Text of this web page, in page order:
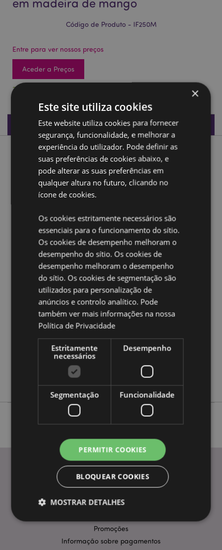
Código de Produto - IF250M
Entre para ver nossos preços
Aceder a Preços
3352 em stock
Especificações do Produto
Descrição do Produto
Caixa Buda tailandesa esculpida em madeira de mango
Material:Madeira de Mango
Ampliar informação:
Quer saber mais acerca de comprar na Puckator?
a nossaGuia de informação para o cliente.
Caracteristicas do Produto
Informação
Altura 6cm Largura 12.5cm Profundidade
5055071793745
40
0.374000
Não
INFORMAÇÃO
Perguntas Frequentes
Promoções
Informação sobre pagamentos
×
Este site utiliza cookies
Este website utiliza cookies para fornecer
segurança, funcionalidade, e melhorar a
experiência do utilizador. Pode definir as
suas preferências de cookies abaixo, e
pode alterar as suas preferências em
qualquer altura no futuro, clicando no
ícone de cookies.
Os cookies estritamente necessários são
essenciais para o funcionamento do sítio.
Os cookies de desempenho melhoram o
desempenho do sítio. Os cookies de
desempenho melhoram o desempenho
do sítio. Os cookies de segmentação são
utilizados para personalização de
anúncios e controlo analítico. Pode
também ver mais informações na nossa
Política de Privacidade
Estritamente
necessários
Desempenho
Segmentação Funcionalidade
PERMITIR COOKIES
BLOQUEAR COOKIES
MOSTRAR DETALHES
Estritamente necessários
Desempenho